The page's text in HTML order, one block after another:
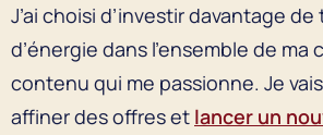
J’ai choisi d’investir davantage
d’énergie dans l’ensemble de ma
contenu qui me passionne. Je
affiner des offres et lancer un